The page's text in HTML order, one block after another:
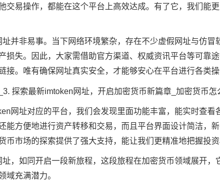
交易操作，都能在这个平台上高效达成。有了它，我们能
并非易事。当下网络环境繁杂，存在不少虚假网址与仿冒
损失。因此，大家需借助官方渠道、权威资讯平台等可靠
接。唯有确保网址真实安全，才能够安心在平台进行各类
网址对应的平台，我们会发现里面功能丰富，能实时查看
能方便地进行资产转移和交易，而且平台界面设计简洁，
币市场的探索提供了强大支持，能让我们更精准地把握投资
，如同开启一段新旅程，这段旅程在加密货币领域展开，
域充满潜力。